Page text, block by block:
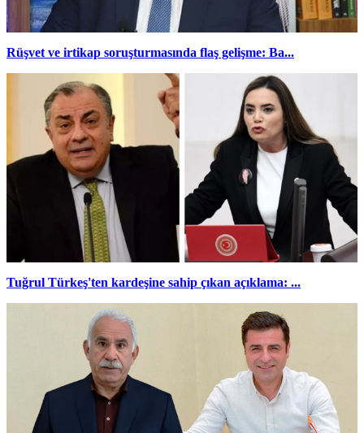
Rüşvet ve irtikap soruşturmasında flaş gelişme: Ba...
Tuğrul Türkeş'ten kardeşine sahip çıkan açıklama: ...